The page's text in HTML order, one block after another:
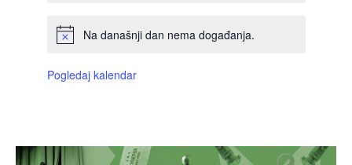
Na današnji dan nema događanja.
Pogledaj kalendar